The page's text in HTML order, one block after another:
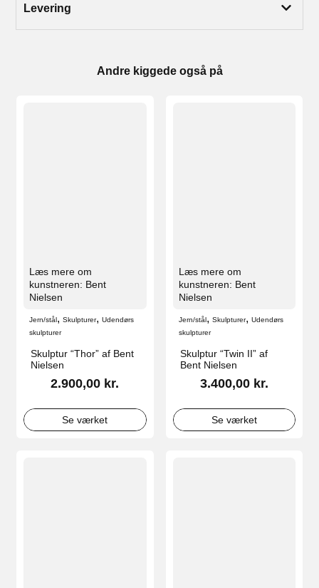
Levering
Andre kiggede også på
Læs mere om
kunstneren: Bent
Nielsen
Jern/stål,Skulpturer,Udendørs
skulpturer
Skulptur “Thor” af Bent
Nielsen
2.900,00 kr.
Se værket
Læs mere om
kunstneren: Bent
Nielsen
Jern/stål, Skulpturer, Udendørs
skulpturer
Skulptur “Twin II” af
Bent Nielsen
3.400,00 kr.
Se værket